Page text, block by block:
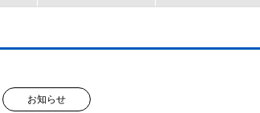
お知らせ